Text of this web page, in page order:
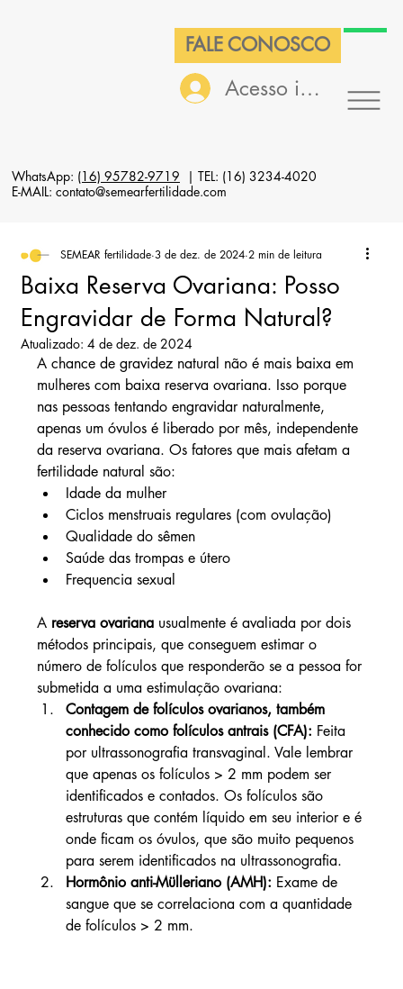
FALE CONOSCO
Acesso interno
WhatsApp: (16) 95782-9719 | TEL: (16) 3234-4020
E-MAIL: contato@semearfertilidade.com
Baixa Reserva Ovariana: Posso
Engravidar de Forma Natural?
SEMEAR fertilidade 3 de dez. de 2024 2 min de leitura
Atualizado: 4 de dez. de 2024
A chance de gravidez natural não é mais baixa em
mulheres com baixa reserva ovariana. Isso porque
nas pessoas tentando engravidar naturalmente,
apenas um óvulos é liberado por mês, independente
da reserva ovariana. Os fatores que mais afetam a
fertilidade natural são:
Idade da mulher
Ciclos menstruais regulares (com ovulação)
Qualidade do sêmen
Saúde das trompas e útero
Frequencia sexual
A reserva ovariana usualmente é avaliada por dois
métodos principais, que conseguem estimar o
número de folículos que responderão se a pessoa for
submetida a uma estimulação ovariana:
Contagem de folículos ovarianos, também
conhecido como folículos antrais (CFA): Feita
por ultrassonografia transvaginal. Vale lembrar
que apenas os folículos > 2 mm podem ser
identificados e contados. Os folículos são
estruturas que contém líquido em seu interior e é
onde ficam os óvulos, que são muito pequenos
para serem identificados na ultrassonografia.
Hormônio anti-Mülleriano (AMH): Exame de
sangue que se correlaciona com a quantidade
de folículos > 2 mm.